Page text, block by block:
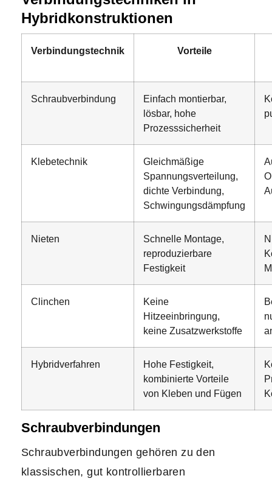
Hybridkonstruktionen
Verbindungstechnik Vorteile
Schraubverbindung
Einfach montierbar,
lösbar, hohe
Prozesssicherheit
Klebetechnik
Gleichmäßige
Spannungsverteilung,
dichte Verbindung,
Schwingungsdämpfung
Nieten
Schnelle Montage,
reproduzierbare
Festigkeit
Clinchen
Keine
Hitzeeinbringung,
keine Zusatzwerkstoffe
Hybridverfahren
Hohe Festigkeit,
kombinierte Vorteile
von Kleben und Fügen
Schraubverbindungen
Schraubverbindungen gehören zu den
klassischen, gut kontrollierbaren